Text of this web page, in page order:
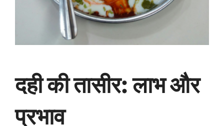
दही की तासीर: लाभ और
प्रभाव